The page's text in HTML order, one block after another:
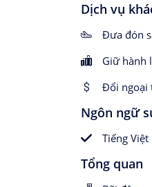
Dịch vụ
Đưa đón
Giữ hành
Đổi ngoại
Ngôn ngữ
Tiếng Việt
Tổng quan